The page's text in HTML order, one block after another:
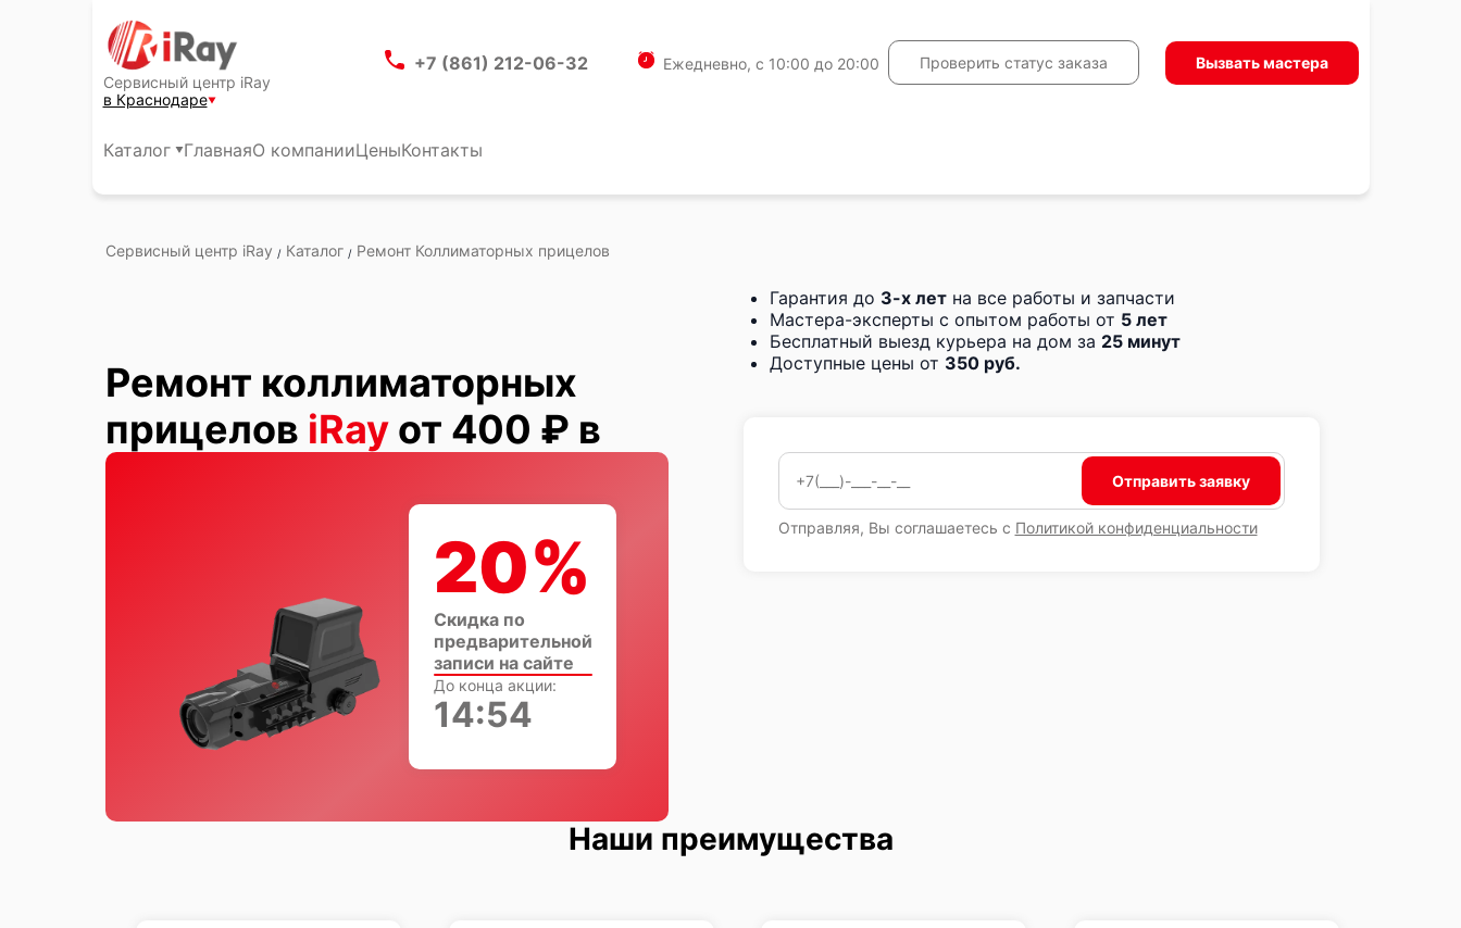
Сервисный центр iRay
в Краснодаре
+7 (861) 212-06-32 Ежедневно, с 10:00 до 20:00 Проверить статус заказа Вызвать мастера
Каталог ГлавнаяО компанииЦеныКонтакты
Сервисный центр iRay / Каталог / Ремонт Коллиматорных прицелов
Ремонт коллиматорных
прицелов iRay от 400 ₽ в
Краснодаре
Гарантия до 3-х летна все работы и запчасти
Мастера-эксперты с опытом работы от 5 лет
Бесплатный выезд курьера на дом за 25 минут
Доступные цены от 350 руб.
Отправить заявку
Отправляя, Вы соглашаетесь с Политикой конфиденциальности
20%
Скидка по
предварительной
записи на сайте
До конца акции:
14:53
Наши преимущества